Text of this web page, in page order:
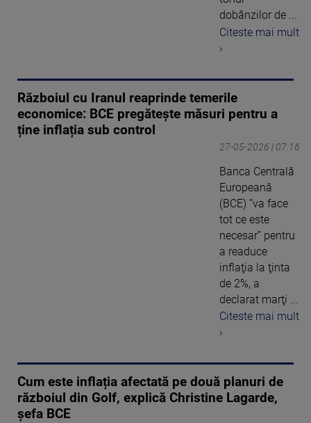
dobânzilor de ...
Citeste mai mult
›
Războiul cu Iranul reaprinde temerile
economice: BCE pregătește măsuri pentru a
ține inflația sub control
27-05-2026 | 07:16
Banca Centrală
Europeană
(BCE) ”va face
tot ce este
necesar” pentru
a readuce
inflaţia la ţinta
de 2%, a
declarat marţi ...
Citeste mai mult
›
Cum este inflația afectată pe două planuri de
războiul din Golf, explică Christine Lagarde,
șefa BCE